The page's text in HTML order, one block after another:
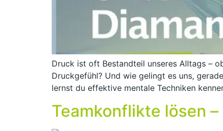
Druck ist oft Bestandteil unseres Alltags –
Druckgefühl? Und wie gelingt es uns,
lernst du effektive mentale Techniken
Teamkonflikte lösen